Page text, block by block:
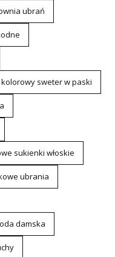
ubrań
kolorowy sweter w paski
sukienki włoskie
ubrania
damska